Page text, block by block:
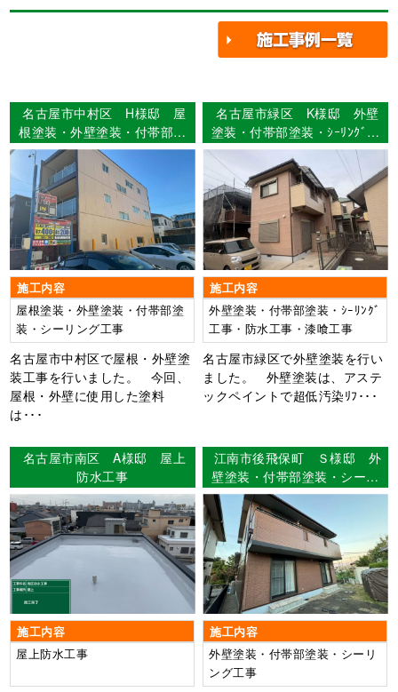
名古屋市中村区 H様邸 屋
根塗装・外壁塗装・付帯部塗
装・シーリング工事 【使用
塗料】屋根：ウルトラSi 外
壁：ウルトラSi
施工内容
屋根塗装・外壁塗装・付帯部塗
装・シーリング工事
名古屋市中村区で屋根・外壁塗
装工事を行いました。 今回、
屋根・外壁に使用した塗料
は･･･
名古屋市緑区 K様邸 外壁
塗装・付帯部塗装・ｼｰﾘﾝｸﾞ工
事・防水工事・漆喰工事
【使用塗料】外壁：超低汚染
ﾘﾌｧｲﾝ弾性1000MS-IR
施工内容
外壁塗装・付帯部塗装・ｼｰﾘﾝｸﾞ
工事・防水工事・漆喰工事
名古屋市緑区で外壁塗装を行い
ました。 外壁塗装は、アステ
ックペイントで超低汚染ﾘﾌ･･･
名古屋市南区 A様邸 屋上
防水工事
施工内容
屋上防水工事
江南市後飛保町 Ｓ様邸 外
壁塗装・付帯部塗装・シーリ
ング工事 【使用塗料】外
壁：タテイル美館
施工内容
外壁塗装・付帯部塗装・シーリ
ング工事